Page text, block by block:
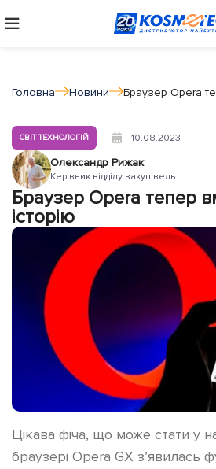
Головна Новини Браузер Opera
СВІТ ТЕХНОЛОГІЙ 10.08.2023
Олександр Рижак
Керівник відділу закупівель
Браузер Opera тепер
історію
Цікава фіча, що може стати у
браузері Opera GX з’явилась